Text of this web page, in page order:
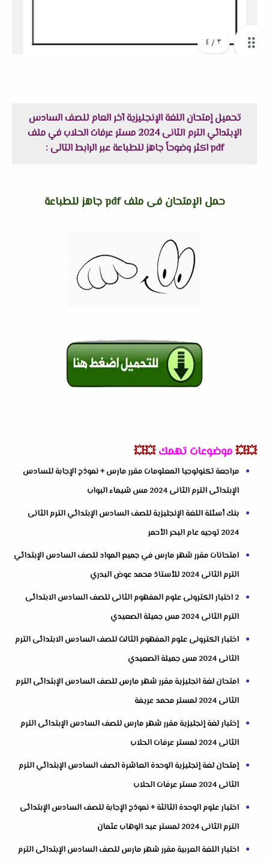
تحميل إمتحان اللغة الإنجليزية آخر العام للصف السادس
الإبتدائي الترم الثانى 2024 مستر عرفات الحلاب في ملف
pdf اكثر وضوحاً جاهز للطباعة عبر الرابط التالى :
حمل الإمتحان فى ملف pdf جاهز للطباعة
💥💥موضوعات تهمك 💥💥
مراجعة تكنولوجيا المعلومات مقرر مارس + نموذج الإجابة للسادس
الإبتدائى الترم الثانى 2024 مس شيماء البواب
بنك أسئلة اللغة الإنجليزية للصف السادس الإبتدائي الترم الثانى
2024 توجيه عام البحر الأحمر
امتحانات مقرر شهر مارس في جميع المواد للصف السادس الإبتدائي
الترم الثانى 2024 للأستاذ محمد عوض البدري
2 اختبار الكترونى علوم المفهوم الثانى للصف السادس الابتدائى
الترم الثانى 2024 مس جميلة الصعيدي
اختبار الكترونى علوم المفهوم الثالث للصف السادس الابتدائى الترم
الثانى 2024 مس جميلة الصعيدي
امتحان لغة انجليزية مقرر شهر مارس للصف السادس الإبتدائى الترم
الثانى 2024 لمستر محمد عريفة
إختبار لغة إنجليزية مقرر شهر مارس للصف السادس الإبتدائى الترم
الثانى 2024 لمستر عرفات الحلاب
إمتحان لغة إنجليزية الوحدة العاشرة الصف السادس الإبتدائي الترم
الثانى 2024 مستر عرفات الحلاب
اختبار علوم الوحدة الثالثة + نموذج الإجابة للصف السادس الإبتدائى
الترم الثانى 2024 لمستر عبد الوهاب عثمان
اختبار اللغة العربية مقرر شهر مارس للصف السادس الإبتدائى الترم